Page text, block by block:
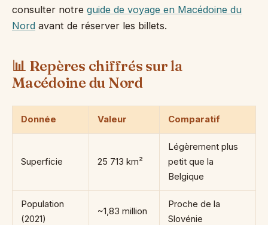
consulter notre guide de voyage en Macédoine du
Nord avant de réserver les billets.
📊 Repères chiffrés sur la
Macédoine du Nord
Donnée Valeur Comparatif
Superficie 25 713 km²
Légèrement plus
petit que la
Belgique
Population
(2021)
~1,83 million
Proche de la
Slovénie